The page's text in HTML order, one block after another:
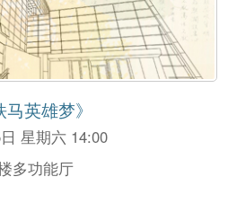
英雄梦》
星期六 14:00
多功能厅